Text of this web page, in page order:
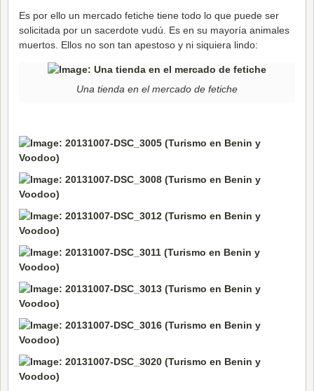
Es por ello un mercado fetiche tiene todo lo que puede ser
solicitada por un sacerdote vudú. Es en su mayoría animales
muertos. Ellos no son tan apestoso y ni siquiera lindo:
Una tienda en el mercado de fetiche